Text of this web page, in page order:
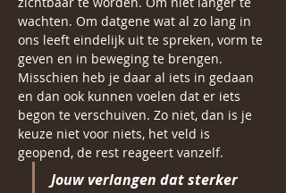
wachten. Om datgene wat al zo lang in
ons leeft eindelijk uit te spreken, vorm te
geven en in beweging te brengen.
Misschien heb je daar al iets in gedaan
en dan ook kunnen voelen dat er iets
begon te verschuiven. Zo niet, dan is je
keuze niet voor niets, het veld is
geopend, de rest reageert vanzelf.
Jouw verlangen dat sterker